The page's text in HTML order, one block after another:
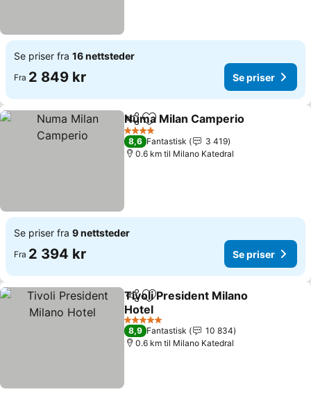
Se priser fra 16 nettsteder
Fra 2 849 kr Se priser
Del Legg til i favoritter
Numa Milan Camperio
4 Stjerner
8,6 Fantastisk
3 419
0.6 km til Milano Katedral
Se priser fra 9 nettsteder
Fra 2 394 kr Se priser
Del Legg til i favoritter
Tivoli President Milano
Hotel
Se priser
5 Stjerner
8,9 Fantastisk
10 834
0.6 km til Milano Katedral